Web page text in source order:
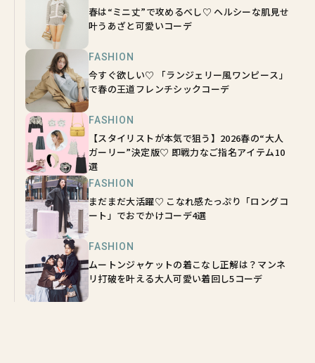
春は“ミニ丈”で攻めるべし♡ ヘルシーな肌見せ
叶うあざと可愛いコーデ
FASHION
今すぐ欲しい♡ 「ランジェリー風ワンピース」
で春の王道フレンチシックコーデ
FASHION
【スタイリストが本気で狙う】2026春の“大人
ガーリー”決定版♡ 即戦力なご指名アイテム10
選
FASHION
まだまだ大活躍♡ こなれ感たっぷり「ロングコ
ート」でおでかけコーデ4選
FASHION
ムートンジャケットの着こなし正解は？マンネ
リ打破を叶える大人可愛い着回し5コーデ